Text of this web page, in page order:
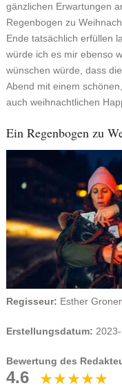
gänzlichen Erwartungen
Regenbogen zu
Ende tatsächlich erfüllen
würde ich es mir ebenso
wünschen würde, dass
Abend mit einem
auch weihnachtlichen
Ein Regenbogen zu
Regisseur: Esther
Erstellungsdatum:
Bewertung des
4.6